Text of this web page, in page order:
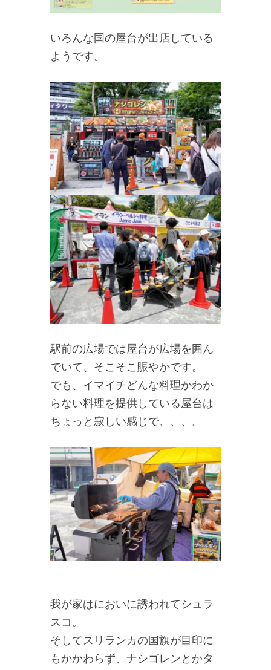
いろんな国の屋台が出店している
ようです。
駅前の広場では屋台が広場を囲ん
でいて、そこそこ賑やかです。
でも、イマイチどんな料理かわか
らない料理を提供している屋台は
ちょっと寂しい感じで、、、。
我が家はにおいに誘われてシュラ
スコ。
そしてスリランカの国旗が目印に
もかかわらず、ナシゴレンとかタ